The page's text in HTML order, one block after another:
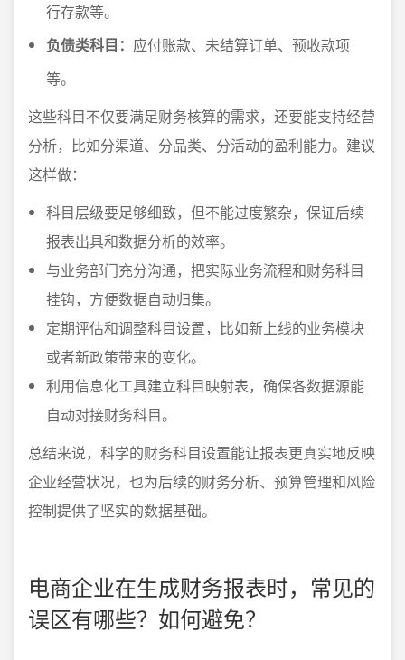
行存款等。
负债类科目： 应付账款、未结算订单、预收款项
等。
这些科目不仅要满足财务核算的需求，还要能支持经营
分析，比如分渠道、分品类、分活动的盈利能力。建议
这样做：
科目层级要足够细致，但不能过度繁杂，保证后续
报表出具和数据分析的效率。
与业务部门充分沟通，把实际业务流程和财务科目
挂钩，方便数据自动归集。
定期评估和调整科目设置，比如新上线的业务模块
或者新政策带来的变化。
利用信息化工具建立科目映射表，确保各数据源能
自动对接财务科目。
总结来说，科学的财务科目设置能让报表更真实地反映
企业经营状况，也为后续的财务分析、预算管理和风险
控制提供了坚实的数据基础。
电商企业在生成财务报表时，常见的
误区有哪些？如何避免？